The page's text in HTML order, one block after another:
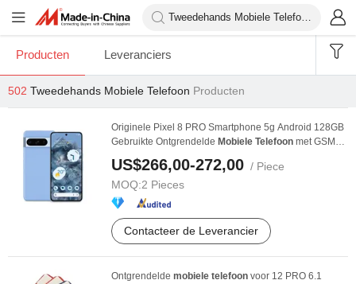
Producten Leveranciers
502 Tweedehands Mobiele Telefoon Producten
Originele Pixel 8 PRO Smartphone 5g Android 128GB
Gebruikte Ontgrendelde Mobiele Telefoon met GSM
US$266,00-272,00 / Piece
MOQ:2 Pieces
Contacteer de Leverancier
Ontgrendelde mobiele telefoon voor 12 PRO 6.1